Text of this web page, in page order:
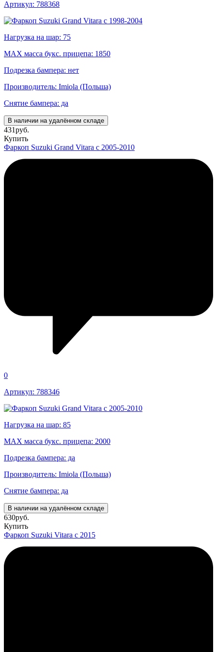
Артикул: 788368
Нагрузка на шар: 75
MAX масса букс. прицепа: 1850
Подрезка бампера: нет
Производитель: Imiola (Польша)
Снятие бампера: да
В наличии на удалённом складе
431руб.
Купить
Фаркоп Suzuki Grand Vitara с 2005-2010
0
Артикул: 788346
Нагрузка на шар: 85
MAX масса букс. прицепа: 2000
Подрезка бампера: да
Производитель: Imiola (Польша)
Снятие бампера: да
В наличии на удалённом складе
630руб.
Купить
Фаркоп Suzuki Vitara с 2015